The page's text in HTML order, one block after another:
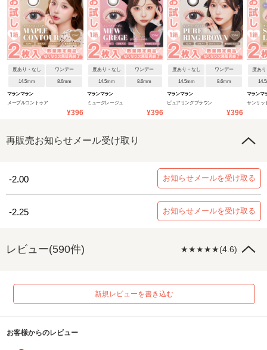
度あり・なし ワンデー
14.5mm 8.6mm
マランマラン
メープルコントゥア
¥396
度あり・なし ワンデー
14.5mm 8.6mm
マランマラン
ミューグレージュ
¥396
度あり・なし ワンデー
14.5mm 8.6mm
マランマラン
ピュアリングブラウン
¥396
度あ
マランマ
サンリッ
再販売お知らせメール受け取り
-2.00 お知らせメールを受け取る
-2.25 お知らせメールを受け取る
レビュー(590件) ★★★★★(4.6)
新規レビューを書き込む
お客様からのレビュー